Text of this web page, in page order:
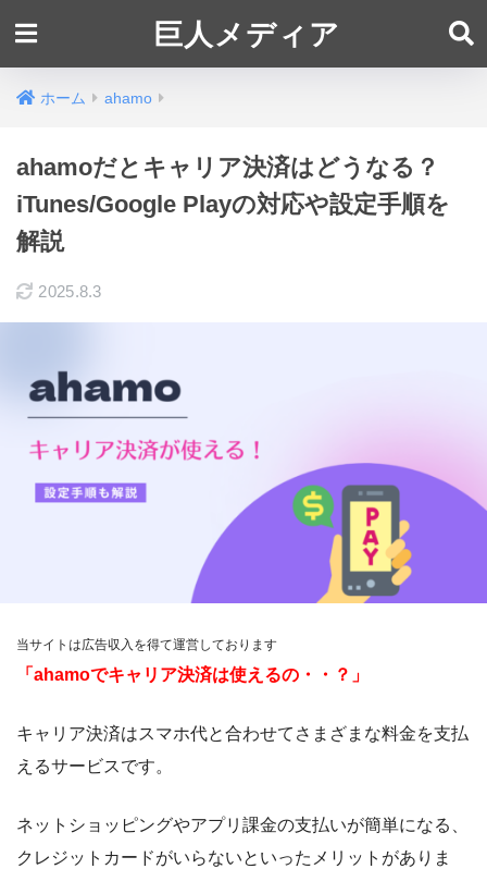
巨人メディア
ホーム ahamo
ahamoだとキャリア決済はどうなる？
iTunes/Google Playの対応や設定手順を
解説
2025.8.3
当サイトは広告収入を得て運営しております
「ahamoでキャリア決済は使えるの・・？」
キャリア決済はスマホ代と合わせてさまざまな料金を支払
えるサービスです。
ネットショッピングやアプリ課金の支払いが簡単になる、
クレジットカードがいらないといったメリットがありま